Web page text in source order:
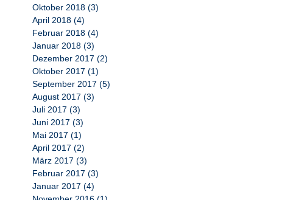
Oktober 2018 (3)
April 2018 (4)
Februar 2018 (4)
Januar 2018 (3)
Dezember 2017 (2)
Oktober 2017 (1)
September 2017 (5)
August 2017 (3)
Juli 2017 (3)
Juni 2017 (3)
Mai 2017 (1)
April 2017 (2)
März 2017 (3)
Februar 2017 (3)
Januar 2017 (4)